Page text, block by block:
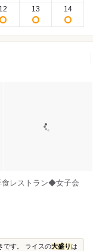
12 13 14
食レストラン◆女子会
です。 ライスの大盛りは